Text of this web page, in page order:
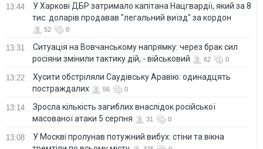
13:44
У Харкові ДБР затримало капітана Нацгвардії, який за 8
тис. доларів продавав "легальний виїзд" за кордон
52 0
13:31
Ситуація на Вовчанському напрямку: через брак сил
росіяни змінили тактику дій, - військовий
62 0
13:22
Хусити обстріляли Саудівську Аравію: одинадцять
постраждалих
56 0
13:14
Зросла кількість загиблих внаслідок російської
масованої атаки 5 серпня
31 0
13:08
У Москві пролунав потужний вибух: стіни та вікна